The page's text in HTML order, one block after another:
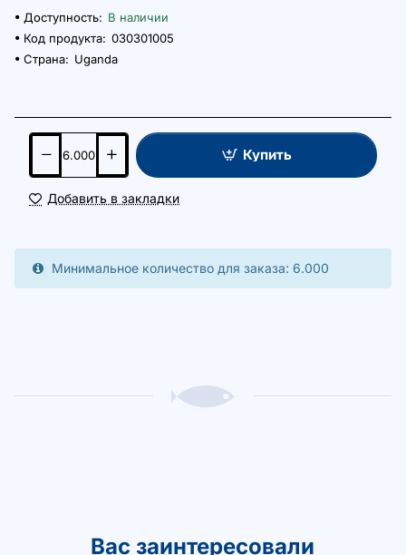
Доступность: В наличии
Код продукта: 030301005
Страна: Uganda
Купить
Добавить в закладки
Минимальное количество для заказа: 6.000
Вас заинтересовали